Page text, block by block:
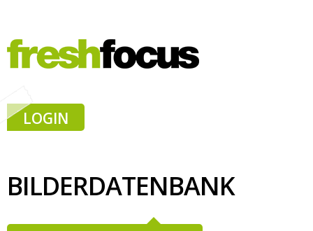
LOGIN
BILDERDATENBANK